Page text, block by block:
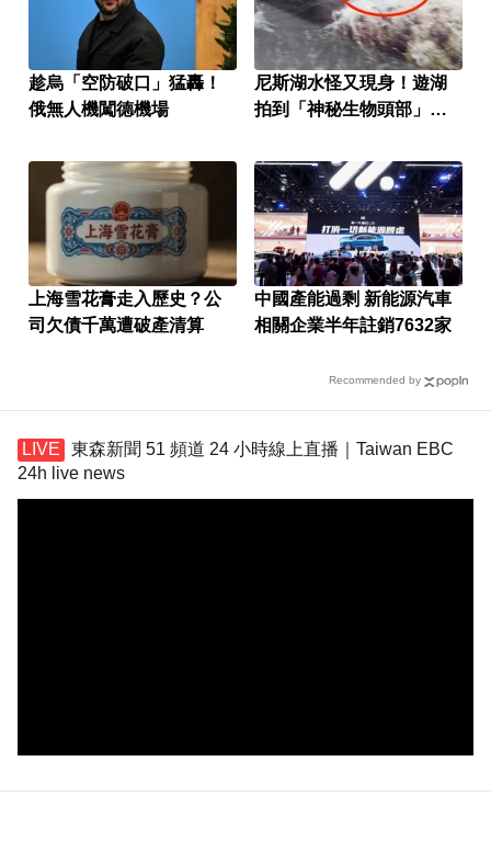
趁烏「空防破口」猛轟！
俄無人機闖德機場
尼斯湖水怪又現身！遊湖
拍到「神秘生物頭部」官
上海雪花膏走入歷史？公
司欠債千萬遭破產清算
中國產能過剩 新能源汽車
相關企業半年註銷7632家
Recommended by
東森新聞 51 頻道 24 小時線上直播｜Taiwan EBC
24h live news